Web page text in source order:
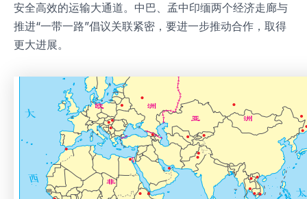
安全高效的运输大通道。中巴、孟中印缅两个经济走廊与
推进“一带一路”倡议关联紧密，要进一步推动合作，取得
更大进展。